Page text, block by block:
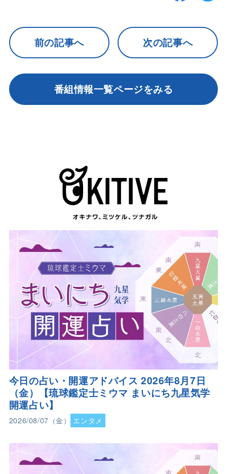
前の記事へ 次の記事へ
番組情報一覧ページをみる
今日の占い・開運アドバイス 2026年8月7日
（金）【琉球鑑定士ミウマ まいにち九星気学
開運占い】
2026/08/07（金） エンタメ